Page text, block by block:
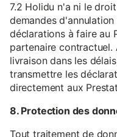
7.2 Holidu n'a ni le
demandes
déclarations à faire au
partenaire
livraison dans les
transmettre les
directement aux
8. Protection des
Tout traitement de